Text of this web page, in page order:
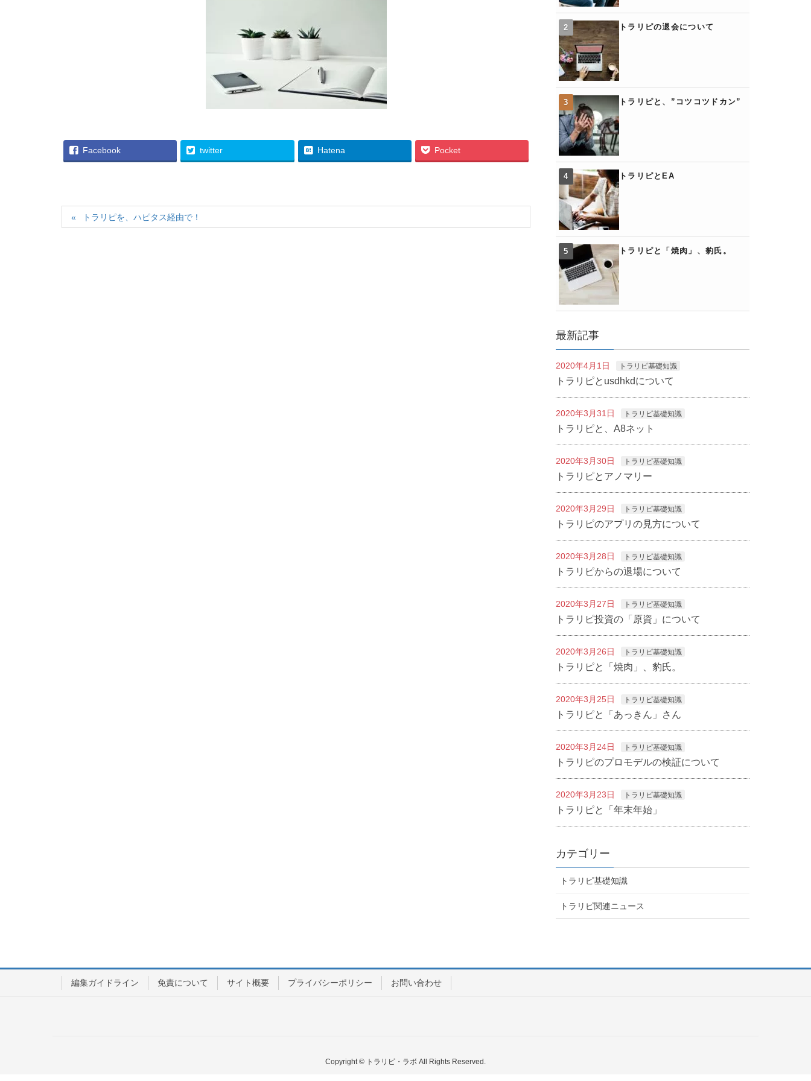
Facebook twitter Hatena Pocket
トラリピを、ハピタス経由で！
トラリピの退会について
トラリピと、”コツコツドカン”
トラリピとEA
トラリピと「焼肉」、豹氏。
最新記事
2020年4月1日 トラリピ基礎知識
トラリピとusdhkdについて
2020年3月31日 トラリピ基礎知識
トラリピと、A8ネット
2020年3月30日 トラリピ基礎知識
トラリピとアノマリー
2020年3月29日 トラリピ基礎知識
トラリピのアプリの見方について
2020年3月28日 トラリピ基礎知識
トラリピからの退場について
2020年3月27日 トラリピ基礎知識
トラリピ投資の「原資」について
2020年3月26日 トラリピ基礎知識
トラリピと「焼肉」、豹氏。
2020年3月25日 トラリピ基礎知識
トラリピと「あっきん」さん
2020年3月24日 トラリピ基礎知識
トラリピのプロモデルの検証について
2020年3月23日 トラリピ基礎知識
トラリピと「年末年始」
カテゴリー
トラリピ基礎知識
トラリピ関連ニュース
編集ガイドライン 免責について サイト概要 プライバシーポリシー お問い合わせ
Copyright © トラリピ・ラボ All Rights Reserved.